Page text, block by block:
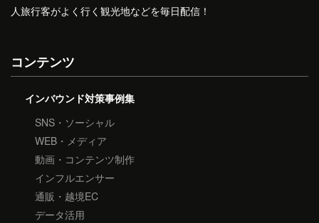
人旅行客がよく行く観光地などを毎日配信！
コンテンツ
インバウンド対策事例集
SNS・ソーシャル
WEB・メディア
動画・コンテンツ制作
インフルエンサー
通販・越境EC
データ活用